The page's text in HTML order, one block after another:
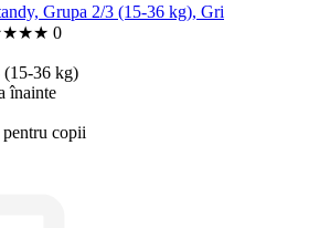
Grupa 2/3 (15-36 kg), Gri
★★★ 0
(15-36 kg)
înainte
pentru copii